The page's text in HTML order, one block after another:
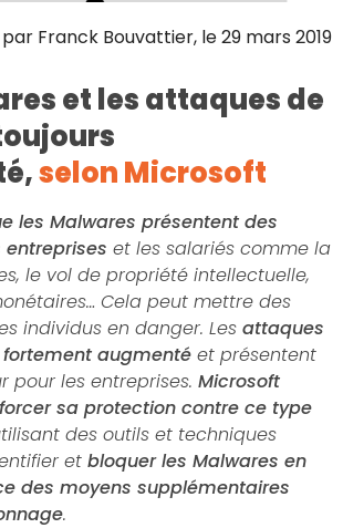
Franck Bouvattier, le29 mars 2019
et les attaques de
selon Microsoft
les Malwares présentent des
et les salariés comme la
le vol de propriété intellectuelle,
Cela peut mettre des
individus en danger. Les attaques
augmenté et présentent
pour les entreprises. Microsoft
sa protection contre ce type
des outils et techniques
et bloquer les Malwares en
des moyens supplémentaires
.